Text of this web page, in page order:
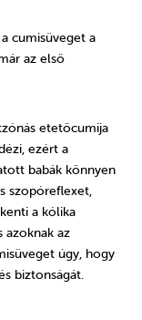
cumisüveget a
az első
etetőcumija
ezért a
babák könnyen
szopóreflexet,
a kólika
azoknak az
úgy, hogy
biztonságát.